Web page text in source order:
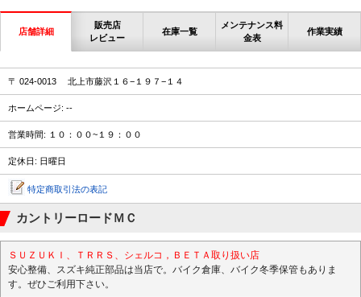
店舗詳細
販売店
レビュー
在庫一覧
メンテナンス料
金表
作業実績
〒 024-0013 北上市藤沢１６−１９７−１４
ホームページ: --
営業時間: １０：００~１９：００
定休日: 日曜日
特定商取引法の表記
カントリーロードＭＣ
ＳＵＺＵＫＩ、ＴＲＲＳ、シェルコ，ＢＥＴＡ取り扱い店
安心整備、スズキ純正部品は当店で。バイク倉庫、バイク冬季保管もありま
す。ぜひご利用下さい。